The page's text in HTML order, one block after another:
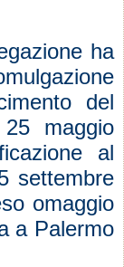
ha
del
maggio
al
settembre
omaggio
a Palermo